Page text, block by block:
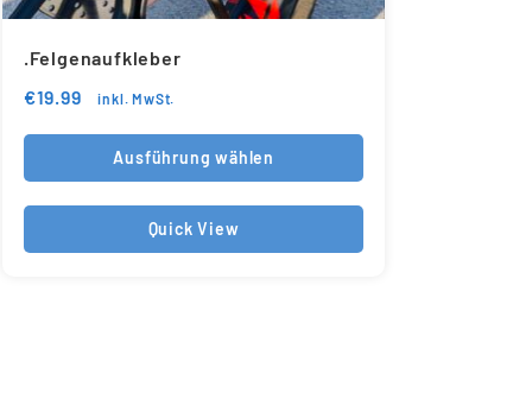
.Felgenaufkleber
€19.99 inkl. MwSt.
Ausführung wählen
Quick View